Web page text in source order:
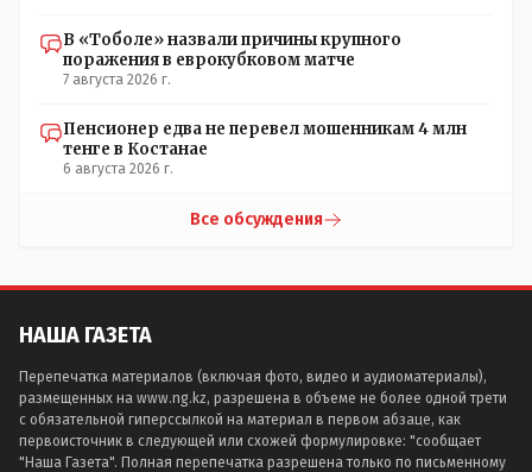
В «Тоболе» назвали причины крупного
поражения в еврокубковом матче
7 августа 2026 г.
Пенсионер едва не перевел мошенникам 4 млн
тенге в Костанае
6 августа 2026 г.
Все обсуждения
НАША ГАЗЕТА
Перепечатка материалов (включая фото, видео и аудиоматериалы),
размещенных на www.ng.kz, разрешена в объеме не более одной трети
с обязательной гиперссылкой на материал в первом абзаце, как
первоисточник в следующей или схожей формулировке: "сообщает
"Наша Газета". Полная перепечатка разрешена только по письменному